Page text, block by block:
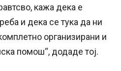
кажа дека е
и дека се тука дa ни
организирани и
помош“, додаде тој.